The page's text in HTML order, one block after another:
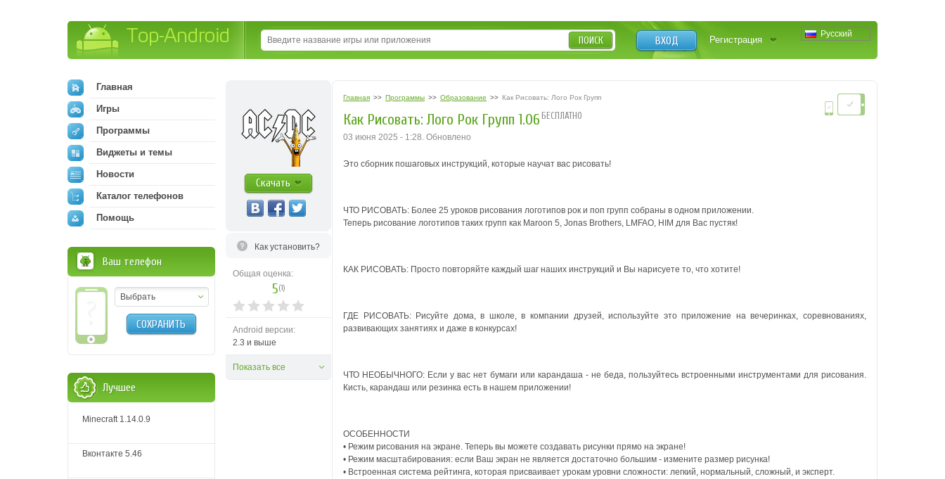
Русский
ВХОД Регистрация
ПОИСК
Скачать
Как установить?
Общая оценка:
5(1)
Android версии:
2.3 и выше
Показать все
Главная >> Программы >> Образование >> Как Рисовать: Лого Рок Групп
Как Рисовать: Лого Рок Групп 1.06 БЕСПЛАТНО
03 июня 2025 - 1:28. Обновлено
Это сборник пошаговых инструкций, которые научат вас рисовать!
ЧТО РИСОВАТЬ: Более 25 уроков рисования логотипов рок и поп групп собраны в одном приложении.
Теперь рисование логотипов таких групп как Maroon 5, Jonas Brothers, LMFAO, HIM для Вас пустяк!
КАК РИСОВАТЬ: Просто повторяйте каждый шаг наших инструкций и Вы нарисуете то, что хотите!
ГДЕ РИСОВАТЬ: Рисуйте дома, в школе, в компании друзей, используйте это приложение на вечеринках, соревнованиях,
развивающих занятиях и даже в конкурсах!
ЧТО НЕОБЫЧНОГО: Если у вас нет бумаги или карандаша - не беда, пользуйтесь встроенными инструментами для рисования.
Кисть, карандаш или резинка есть в нашем приложении!
ОСОБЕННОСТИ
• Режим рисования на экране. Теперь вы можете создавать рисунки прямо на экране!
• Режим масштабирования: если Ваш экран не является достаточно большим - измените размер рисунка!
• Встроенная система рейтинга, которая присваивает урокам уровни сложности: легкий, нормальный, сложный, и эксперт.
Главная
Игры
Программы
Виджеты и темы
Новости
Каталог телефонов
Помощь
Ваш телефон
Выбрать
СОХРАНИТЬ
Лучшее
Minecraft 1.14.0.9
Вконтакте 5.46